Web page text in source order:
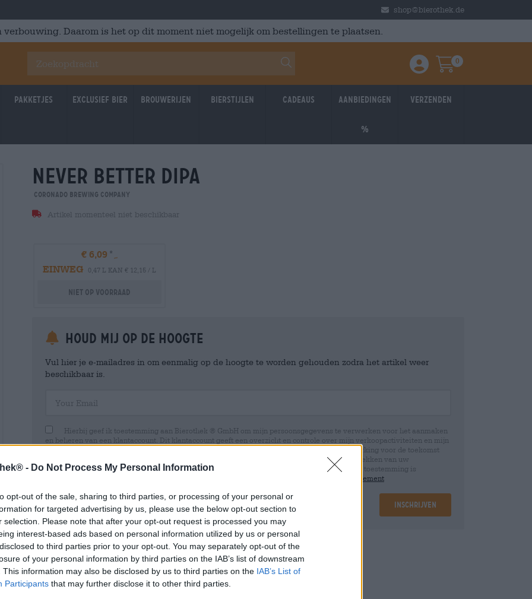
- Do Not Process My Personal Information
opt-out of the sale, sharing to third parties, or processing of your personal or
for targeted advertising by us, please use the below opt-out section to
selection. Please note that after your opt-out request is processed you may
interest-based ads based on personal information utilized by us or personal
to third parties prior to your opt-out. You may separately opt-out of the
of your personal information by third parties on the IAB’s list of downstream
This information may also be disclosed by us to third parties on the IAB’s List of
Participants that may further disclose it to other third parties.
shop@bierothek.de
Daarom is het op dit moment niet mogelijk om bestellingen te plaatsen.
Einloggen / Anmelden
Warenkorb
0
Pakketjes Exclusief Bier Brouwerijen Bierstijlen Cadeaus Aanbiedingen
%
Verzenden
never better dipa
Coronado Brewing Company
Artikel momenteel niet beschikbaar
€ 6,09
EINWEG
0,47 L KAN € 12,15 / L
Niet op voorraad
Houd mij op de hoogte
Vul hier je e-mailadres in om eenmalig op de hoogte te worden gehouden zodra het artikel weer
beschikbaar is.
Hierbij geef ik toestemming aan Bierothek ® GmbH om mijn persoonsgegevens te verwerken voor het aanmaken
en beheren van een klantaccount. Dit klantaccount geeft een overzicht en controle over mijn verkoopactiviteiten en mijn
persoonlijke gegevens. Ik ben me ervan bewust dat ik deze toestemming te allen tijde met werking voor de toekomst
kan intrekken door een e-mail te sturen naar shop@bierothek.de. Wij informeren u dat het intrekken van uw
toestemming geen invloed heeft op de rechtmatigheid van de verwerking die op basis van uw toestemming is
data protection statement
Inschrijven
* Prijzen zijn inclusief wettelijke BTW. PlusScheepvaartplus Deponeren
* Prijzen zijn inclusief accijns
Omschrijving Info Beoordelingen (0)